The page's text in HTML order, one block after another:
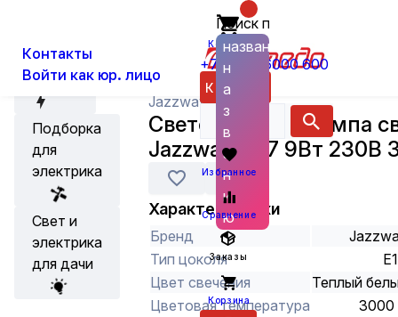
Контакты
Войти как юр. лицо
Корзина
+7 (800) 6000 600
Каталог
Поиск по
названию
н
а
з
в
а
н
и
ю
Избранное
Сравнение
Заказы
Корзина
Акции
Подборка
для
электрика
Свет и
электрика
для дачи
Лампы Светодиодные лампы
Jazzway
Светодиодная лампа
Jazzway С37 9Вт 230В
Характеристики
Бренд
Тип цоколя
Цвет свечения
Теплый
Цветовая температура
3000